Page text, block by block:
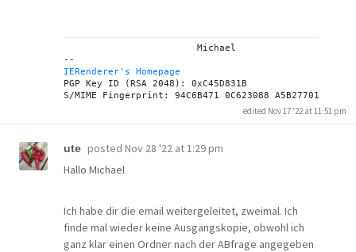
IERenderer's Homepage
PGP Key ID (RSA 2048): 0xC45D831B
edited Nov 17 '22 at 11:51 pm
ute posted Nov 28 '22 at 1:29 pm
Hallo Michael
Ich habe dir die email weitergeleitet, zweimal. Ich
finde mal wieder keine Ausgangskopie, obwohl ich
ganz klar einen Ordner nach der ABfrage angegeben